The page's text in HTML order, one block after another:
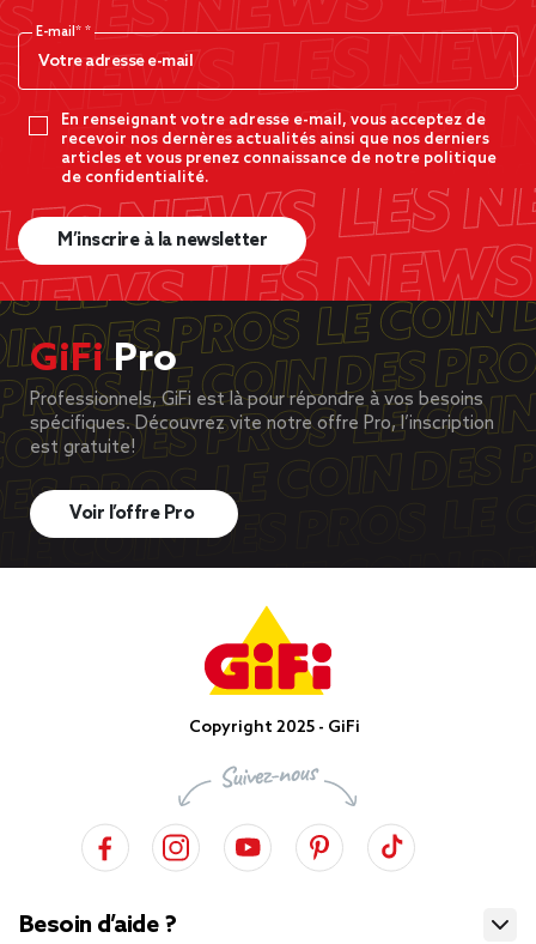
E-mail*
En renseignant votre adresse e-mail, vous acceptez de
recevoir nos dernères actualités ainsi que nos derniers
articles et vous prenez connaissance de notre politique
de confidentialité.
M’inscrire à la newsletter
GiFiPro
Professionnels, GiFi est là pour répondre à vos besoins
spécifiques. Découvrez vite notre offre Pro, l’inscription
est gratuite!
Voir l’offre Pro
Copyright 2025 - GiFi
Besoin d’aide ?